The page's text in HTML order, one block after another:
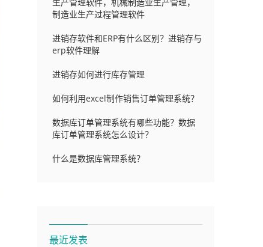
制造业生产过程管理软件
进销存软件和ERP有什么区别？进销存与
erp软件理解
进销存如何进行库存管理
如何利用excel制作销售订单管理系统？
数据库订单管理系统有哪些功能？数据
库订单管理系统怎么设计？
什么是数据库管理系统？
最近发表